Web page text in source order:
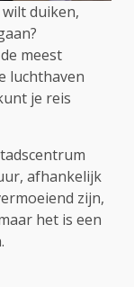
duiken,
meest
luchthaven
je reis
afhankelijk
zijn,
het is een